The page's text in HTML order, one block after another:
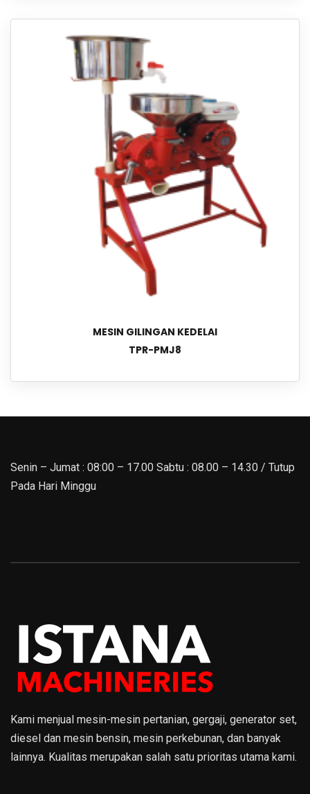
MESIN GILINGAN KEDELAI
TPR-PMJ8
Senin – Jumat : 08:00 – 17.00 Sabtu : 08.00 – 14.30 / Tutup
Pada Hari Minggu
Kami menjual mesin-mesin pertanian, gergaji, generator set,
diesel dan mesin bensin, mesin perkebunan, dan banyak
lainnya. Kualitas merupakan salah satu prioritas utama kami.